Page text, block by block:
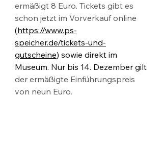
ermäßigt 8 Euro. Tickets gibt es
schon jetzt im Vorverkauf online
(https://www.ps-
speicher.de/tickets-und-
gutscheine) sowie direkt im
Museum. Nur bis 14. Dezember gilt
der ermäßigte Einführungspreis
von neun Euro.